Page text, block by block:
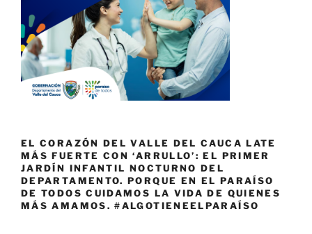
EL CORAZÓN DEL VALLE DEL CAUCA LATE
MÁS FUERTE CON ‘ARRULLO’: EL PRIMER
JARDÍN INFANTIL NOCTURNO DEL
DEPARTAMENTO. PORQUE EN EL PARAÍSO
DE TODOS CUIDAMOS LA VIDA DE QUIENES
MÁS AMAMOS. #ALGOTIENEELPARAÍSO